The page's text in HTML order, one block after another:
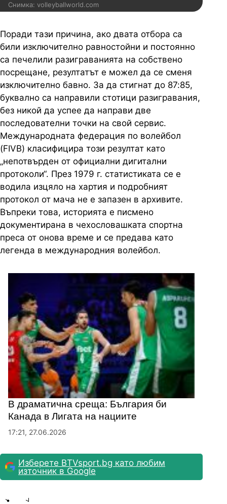
Снимка: volleyballworld.com
Поради тази причина, ако двата отбора са
били изключително равностойни и постоянно
са печелили разиграванията на собствено
посрещане, резултатът е можел да се сменя
изключително бавно. За да стигнат до 87:85,
буквално са направили стотици разигравания,
без никой да успее да направи две
последователни точки на свой сервис.
Международната федерация по волейбол
(FIVB) класифицира този резултат като
„непотвърден от официални дигитални
протоколи“. През 1979 г. статистиката се е
водила изцяло на хартия и подробният
протокол от мача не е запазен в архивите.
Въпреки това, историята е писмено
документирана в чехословашката спортна
преса от онова време и се предава като
легенда в международния волейбол.
В драматична среща: България би
Канада в Лигата на нациите
17:21, 27.06.2026
Изберете BTVsport.bg като любим
източник в Google